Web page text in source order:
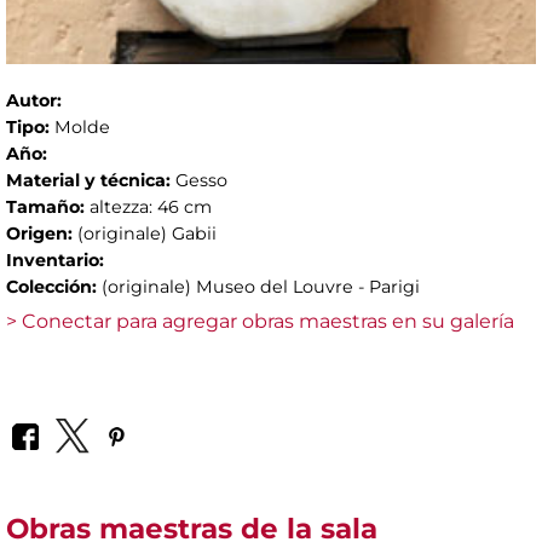
Autor:
Tipo: Molde
Año:
Material y técnica: Gesso
Tamaño: altezza: 46 cm
Origen: (originale) Gabii
Inventario:
Colección: (originale) Museo del Louvre - Parigi
> Conectar para agregar obras maestras en su galería
Obras maestras de la sala